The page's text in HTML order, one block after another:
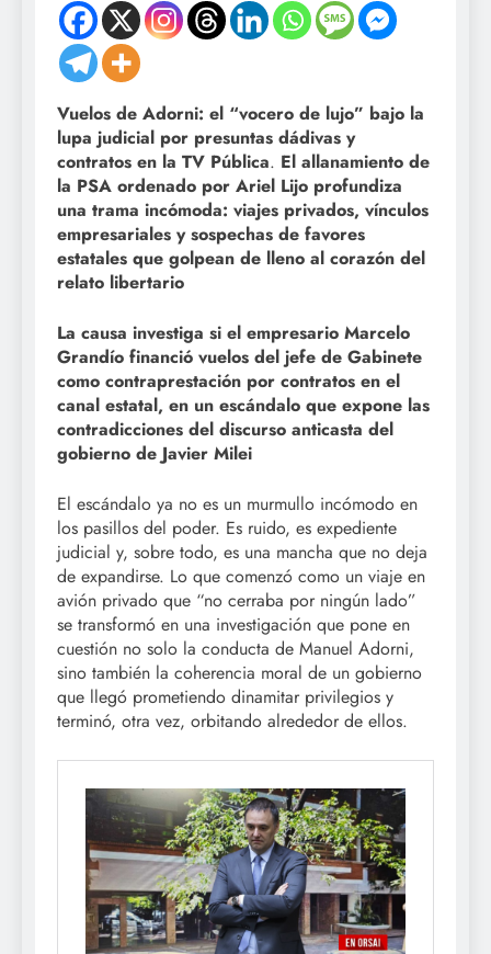
Vuelos de Adorni: el “vocero de lujo” bajo la
lupa judicial por presuntas dádivas y
contratos en la TV Pública. El allanamiento de
la PSA ordenado por Ariel Lijo profundiza
una trama incómoda: viajes privados, vínculos
empresariales y sospechas de favores
estatales que golpean de lleno al corazón del
relato libertario
La causa investiga si el empresario Marcelo
Grandío financió vuelos del jefe de Gabinete
como contraprestación por contratos en el
canal estatal, en un escándalo que expone las
contradicciones del discurso anticasta del
gobierno de Javier Milei
El escándalo ya no es un murmullo incómodo en
los pasillos del poder. Es ruido, es expediente
judicial y, sobre todo, es una mancha que no deja
de expandirse. Lo que comenzó como un viaje en
avión privado que “no cerraba por ningún lado”
se transformó en una investigación que pone en
cuestión no solo la conducta de Manuel Adorni,
sino también la coherencia moral de un gobierno
que llegó prometiendo dinamitar privilegios y
terminó, otra vez, orbitando alrededor de ellos.